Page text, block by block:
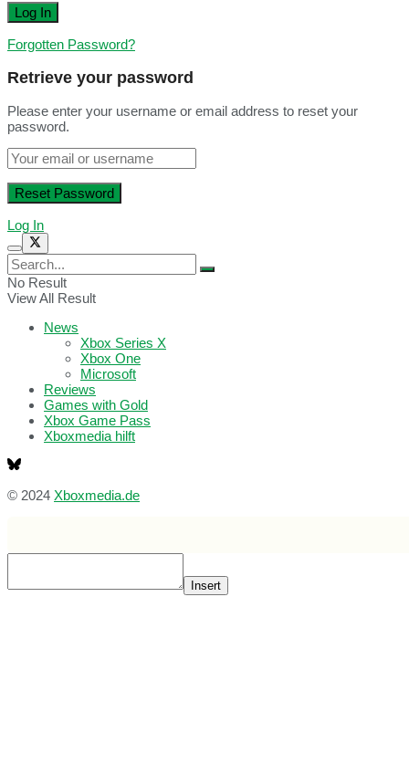
Forgotten Password?
Retrieve your password
Please enter your username or email address to reset your
password.
Log In
No Result
View All Result
News
Xbox Series X
Xbox One
Microsoft
Reviews
Games with Gold
Xbox Game Pass
Xboxmedia hilft
© 2024 Xboxmedia.de
Insert